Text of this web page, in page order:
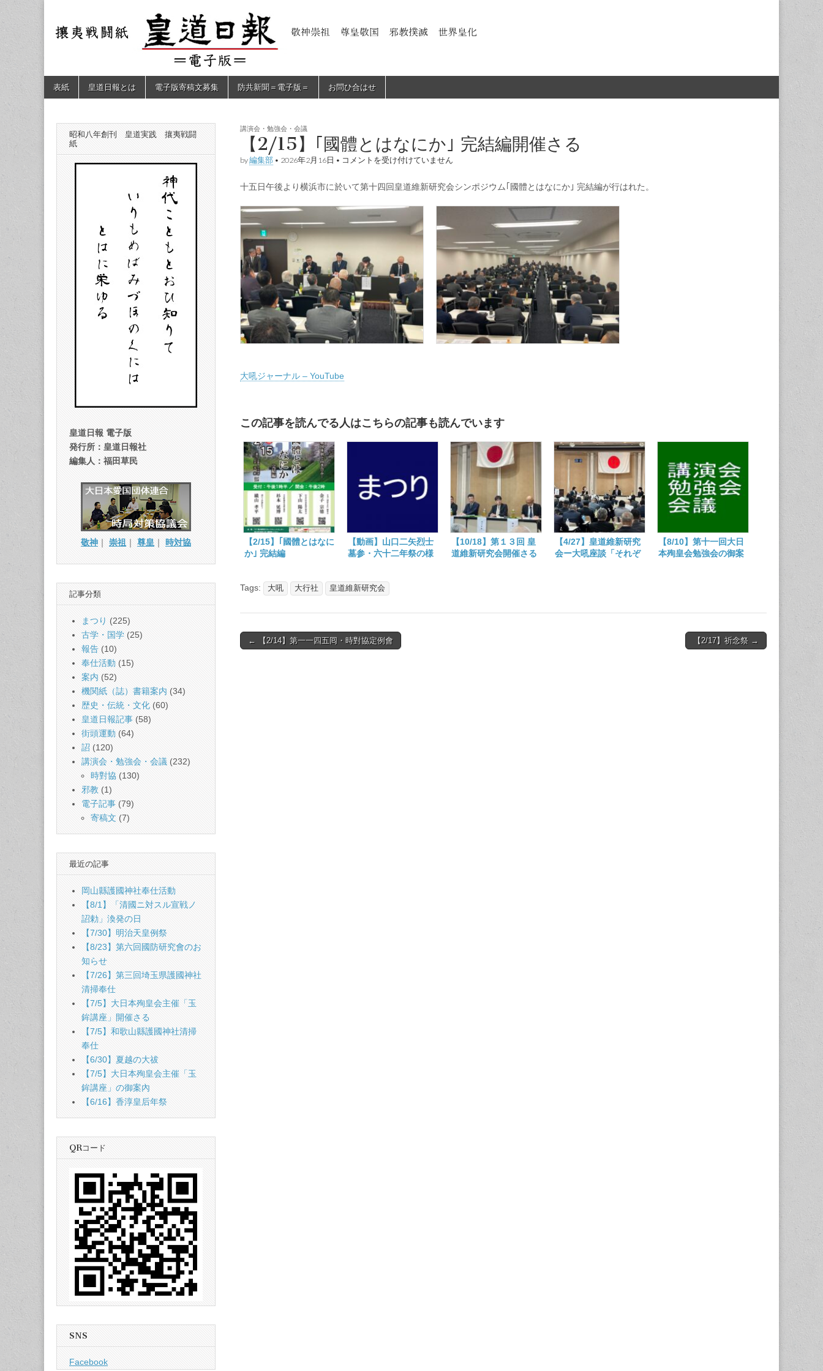
皇道
（防
共新
聞）
敬神
｜崇
祖｜
年創
刊
皇道
践
攘夷
戦闘
Main
menu
Skip
表紙 皇道日報とは 電子版寄稿文募集 防共新聞＝電子版＝ お問ひ合はせ
講演会・勉強会・会議
【2/15】｢國體とはなにか｣ 完結編開催さる
by編集部 • 2026年2月16日 • 【2/15】
と
な
か｣
完
編
開
催
さ
る
は
コメントを受け付けていません
十五日午後より横浜市に於いて第十四回皇道維新研究会シンポジウム｢國體とはなにか｣ 完結編が行はれた。
大吼ジャーナル – YouTube
この記事を読んでる人はこちらの記事も読んでいます
【2/15】｢國體とはなに
か｣ 完結編
【動画】山口二矢烈士
墓参・六十二年祭の様
【10/18】第１３回 皇
道維新研究会開催さる
【4/27】皇道維新研究
会ー大吼座談「それぞ
【8/10】第十一回大日
本殉皇会勉強会の御案
Tags: 大吼 大行社 皇道維新研究会
Post← 【2/14】第一一四五囘・時對協定例會 【2/17】祈念祭 →
昭和八年創刊 皇道実践 攘夷戦闘
紙
皇道日報 電子版
発行所：皇道日報社
編集人：福田草民
敬神 ｜ 崇祖 ｜ 尊皇 ｜ 時対協
記事分類
まつり (225)
古学・国学 (25)
報告 (10)
奉仕活動 (15)
案内 (52)
機関紙（誌）書籍案内 (34)
歴史・伝統・文化 (60)
皇道日報記事 (58)
街頭運動 (64)
詔 (120)
講演会・勉強会・会議 (232)
時對協 (130)
邪教 (1)
電子記事 (79)
寄稿文 (7)
最近の記事
岡山縣護國神社奉仕活動
【8/1】「清國ニ対スル宣戦ノ
詔勅」渙発の日
【7/30】明治天皇例祭
【8/23】第六回國防研究會のお
知らせ
【7/26】第三回埼玉県護國神社
清掃奉仕
【7/5】大日本殉皇会主催「玉
鉾講座」開催さる
【7/5】和歌山縣護國神社清掃
奉仕
【6/30】夏越の大祓
【7/5】大日本殉皇会主催「玉
鉾講座」の御案內
【6/16】香淳皇后年祭
QRコード
SNS
Facebook